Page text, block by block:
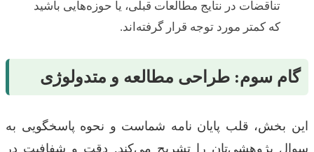
تناقضات در نتایج مطالعات قبلی، یا حوزه‌هایی باشید
که کمتر مورد توجه قرار گرفته‌اند.
گام سوم: طراحی مطالعه و متدولوژی
این بخش، قلب پایان نامه شماست و نحوه پاسخگویی به
سوال پژوهشی‌تان را تشریح می‌کند. دقت و شفافیت در